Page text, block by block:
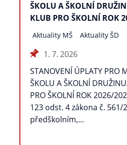
ŠKOLU A ŠKOLNÍ
KLUB PRO ŠKOLNÍ ROK
Aktuality MŠ Aktuality ŠD
1. 7. 2026
STANOVENÍ ÚPLATY PRO
ŠKOLU A ŠKOLNÍ
PRO ŠKOLNÍ ROK 2026/
123 odst. 4 zákona č. 561/
předškolním,…